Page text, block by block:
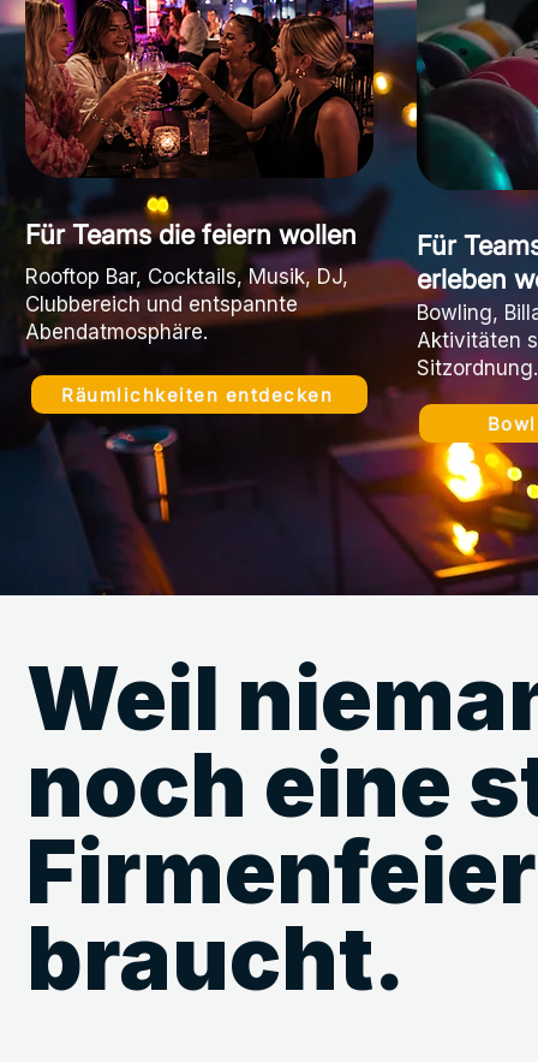
Für Teams die feiern wollen
Rooftop Bar, Cocktails, Musik, DJ,
Clubbereich und entspannte
Abendatmosphäre.
Räumlichkeiten entdecken
Für
erleben
Bowling,
Aktivitäten
Sitzordnung.
Weil
noch eine
Firmenfeier
braucht.